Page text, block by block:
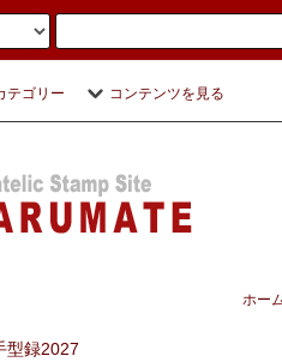
テゴリー コンテンツを見る
ホー